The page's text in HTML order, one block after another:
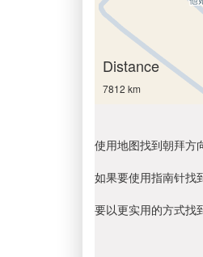
Distance
7812 km
使用地图找到朝拜方
如果要使用指南针找
要以更实用的方式找